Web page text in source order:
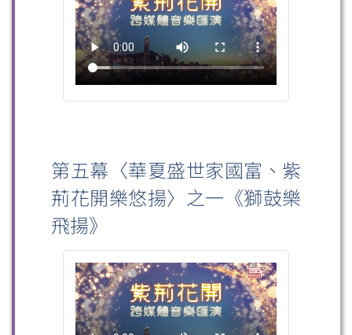
第五幕〈華夏盛世家國富、紫
荊花開樂悠揚〉之一《獅鼓樂
飛揚》
掃一掃關注我們的社交媒體，緊貼最新資訊！